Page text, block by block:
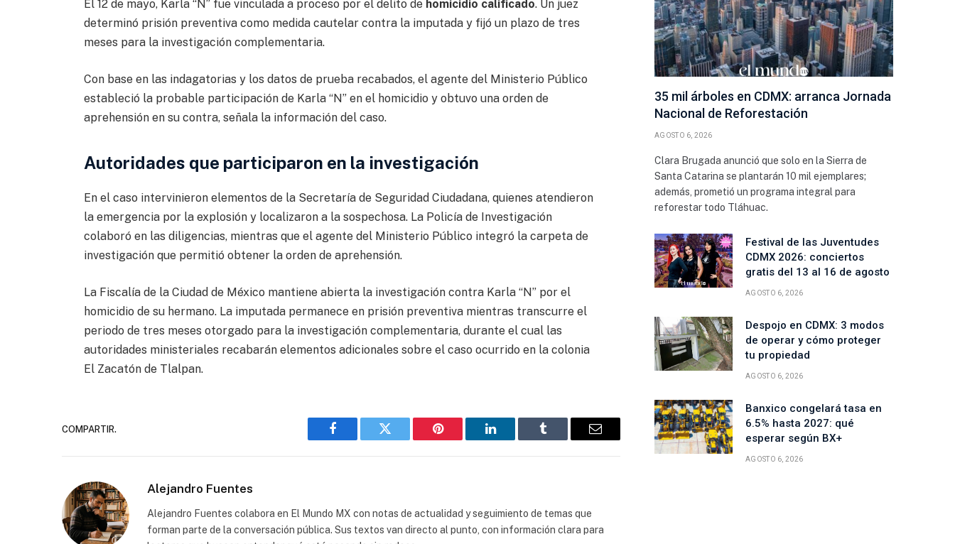
El 12 de mayo, Karla “N” fue vinculada a proceso por el delito de homicidio calificado. Un juez
determinó prisión preventiva como medida cautelar contra la imputada y fijó un plazo de tres
meses para la investigación complementaria.
Con base en las indagatorias y los datos de prueba recabados, el agente del Ministerio Público
estableció la probable participación de Karla “N” en el homicidio y obtuvo una orden de
aprehensión en su contra, señala la información del caso.
Autoridades que participaron en la investigación
En el caso intervinieron elementos de la Secretaría de Seguridad Ciudadana, quienes atendieron
la emergencia por la explosión y localizaron a la sospechosa. La Policía de Investigación
colaboró en las diligencias, mientras que el agente del Ministerio Público integró la carpeta de
investigación que permitió obtener la orden de aprehensión.
La Fiscalía de la Ciudad de México mantiene abierta la investigación contra Karla “N” por el
homicidio de su hermano. La imputada permanece en prisión preventiva mientras transcurre el
periodo de tres meses otorgado para la investigación complementaria, durante el cual las
autoridades ministeriales recabarán elementos adicionales sobre el caso ocurrido en la colonia
El Zacatón de Tlalpan.
COMPARTIR.
Facebook Gorjeo Pinterest LinkedIn Tumblr
Correo
Alejandro Fuentes
Alejandro Fuentes colabora en El Mundo MX con notas de actualidad y seguimiento de temas que
forman parte de la conversación pública. Sus textos van directo al punto, con información clara para
35 mil árboles en CDMX: arranca Jornada
Nacional de Reforestación
AGOSTO 6, 2026
Clara Brugada anunció que solo en la Sierra de
Santa Catarina se plantarán 10 mil ejemplares;
además, prometió un programa integral para
reforestar todo Tláhuac.
Festival de las Juventudes
CDMX 2026: conciertos
gratis del 13 al 16 de agosto
AGOSTO 6, 2026
Despojo en CDMX: 3 modos
de operar y cómo proteger
tu propiedad
AGOSTO 6, 2026
Banxico congelará tasa en
6.5% hasta 2027: qué
esperar según BX+
AGOSTO 6, 2026